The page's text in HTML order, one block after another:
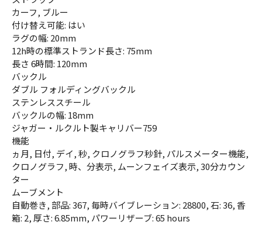
カーフ, ブルー
付け替え可能: はい
ラグの幅: 20mm
12h時の標準ストランド長さ: 75mm
長さ 6時間: 120mm
バックル
ダブル フォルディングバックル
ステンレススチール
バックルの幅: 18mm
ジャガー・ルクルト製キャリバー759
機能
ヵ月, 日付, デイ, 秒, クロノグラフ秒針, パルスメーター機能,
クロノグラフ, 時、分表示, ムーンフェイズ表示, 30分カウン
ター
ムーブメント
自動巻き, 部品: 367, 毎時バイブレーション: 28800, 石: 36, 香
箱: 2, 厚さ: 6.85mm, パワーリザーブ: 65 hours